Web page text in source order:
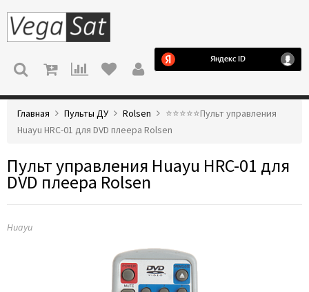
МЕНЮ
Главная Пульты ДУ Rolsen
⭐️⭐️⭐️⭐️⭐️Пульт управления
Huayu HRC-01 для DVD плеера Rolsen
Пульт управления Huayu HRC-01 для
DVD плеера Rolsen
Huayu